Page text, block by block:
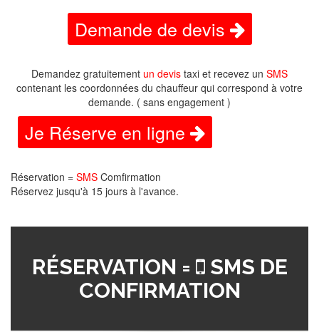
Demande de devis
Demandez gratuitement un devis taxi et recevez un SMS
contenant les coordonnées du chauffeur qui correspond à votre
demande. ( sans engagement )
Je Réserve en ligne
Réservation = SMS Comfirmation
Réservez jusqu'à 15 jours à l'avance.
RÉSERVATION =
SMS DE
CONFIRMATION